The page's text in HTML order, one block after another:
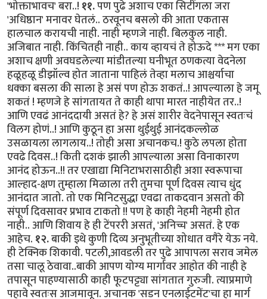
'भोक्ताभावच' बरा..!११.पण पुढे अशाच एका सिटींगला जरा
'अधिष्ठान' मनावर घेतलं.. ठरवूनच बसलो की आता एकतास
हालचाल करायची नाही. नाही म्हणजे नाही. बिलकुल नाही.
अजिबात नाही. किंचितही नाही.. काय व्हायचं ते होऊदे *** मग एका
अशाच क्षणी अवघडलेल्या मांडीतल्या घनीभूत ठणकत्या वेदनेला
हळूहळू डीझॉल्व होत जाताना पाहिलं तेव्हा मलाच आश्चर्याचा
धक्का बसला की साला हे असं पण होऊ शकतं..! आपल्याला हे जमू
शकतं ! म्हणजे हे सांगतायत ते काही थापा मारत नाहीयेत तर..!
आणि एवढं आनंददायी असतं हे? हे असं शारीर वेदनेपासून स्वतःचं
विलग होणं.‌.! आणि कुठून हा असा थुईथुई आनंदकल्लोळ
उसळायला लागलाय..! तोही असा अचानकच.! कुठे लपला होता
एवढे दिवस..! किती दशकं झाली आपल्याला असा विनाकारण
आनंद होऊन..!! तर एखाद्या मिनिटाभरासाठीही अशा स्वरूपाचा
आल्हाद-क्षण तुम्हाला मिळाला तरी तुमचा पूर्ण दिवस त्याच धुंद
आनंदात जातो. तो एक मिनिटसुद्धा एवढा ताकदवान असतो की
संपूर्ण दिवसावर प्रभाव टाकतो !! पण हे काही नेहमी नेहमी होत
नाही.. आणि शिवाय हे ही टेंपररी असतं‌, 'अनिच्च' असतं. हे एक
आहेच.१२.बाकी इथे कुणी दिव्य अनुभूतीच्या शोधात वगैरे येऊ नये.
ही टेक्निक शिकावी. पटली,आवडली तर पुढे आपापला सराव जमेल
तसा चालू ठेवावा..बाकी आपण योग्य मार्गावर आहोत की नाही हे
तपासून पाहण्यासाठी काही फूटपट्ट्या सांगतात गुरुजी. त्याप्रमाणे
पहावे स्वतःस आजमावून. अचानक 'सडन एनलाईटमेंट'चा हा मार्ग